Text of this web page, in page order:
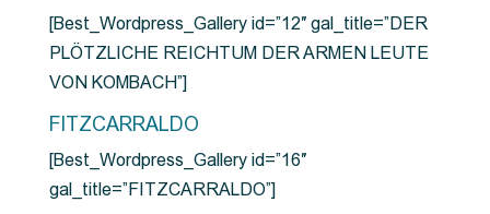
[Best_Wordpress_Gallery id=”12″ gal_title=”DER
PLÖTZLICHE REICHTUM DER ARMEN LEUTE
VON KOMBACH”]
FITZCARRALDO
[Best_Wordpress_Gallery id=”16″
gal_title=”FITZCARRALDO”]